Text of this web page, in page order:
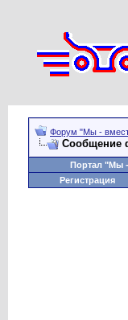
Форум "Мы -
Сообщение
Портал "Мы
Регистрация